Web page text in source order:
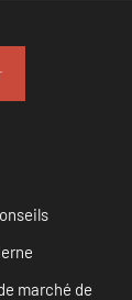
marché de